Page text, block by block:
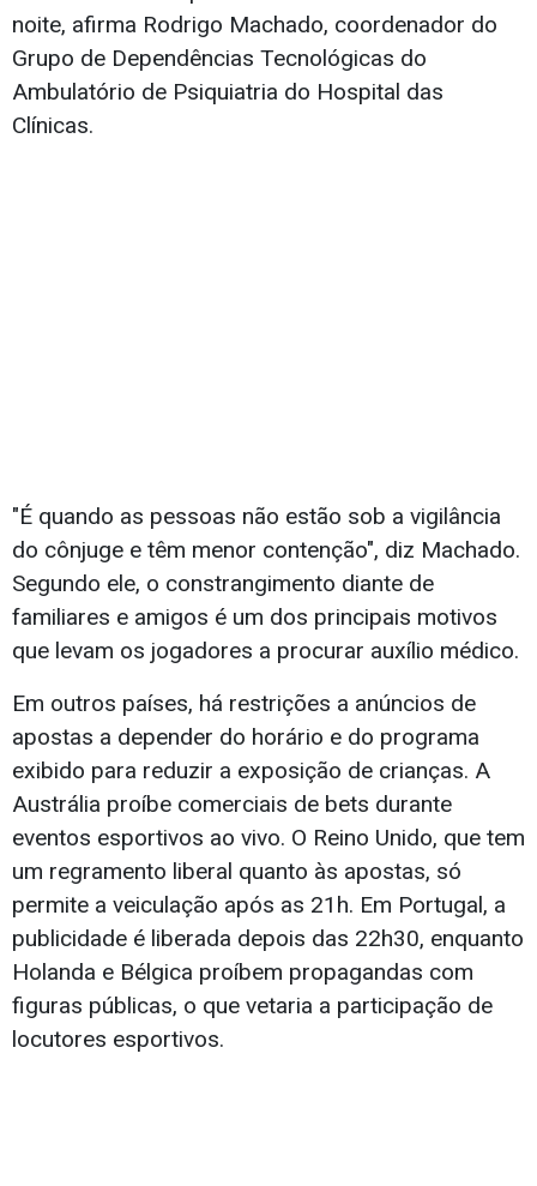
noite, afirma Rodrigo Machado, coordenador do
Grupo de Dependências Tecnológicas do
Ambulatório de Psiquiatria do Hospital das
Clínicas.
"É quando as pessoas não estão sob a vigilância
do cônjuge e têm menor contenção", diz Machado.
Segundo ele, o constrangimento diante de
familiares e amigos é um dos principais motivos
que levam os jogadores a procurar auxílio médico.
Em outros países, há restrições a anúncios de
apostas a depender do horário e do programa
exibido para reduzir a exposição de crianças. A
Austrália proíbe comerciais de bets durante
eventos esportivos ao vivo. O Reino Unido, que tem
um regramento liberal quanto às apostas, só
permite a veiculação após as 21h. Em Portugal, a
publicidade é liberada depois das 22h30, enquanto
Holanda e Bélgica proíbem propagandas com
figuras públicas, o que vetaria a participação de
locutores esportivos.